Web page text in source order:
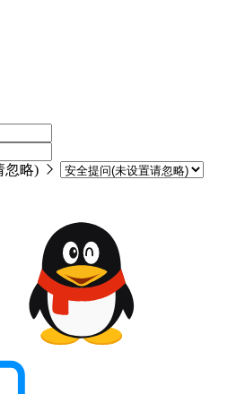
忽略)